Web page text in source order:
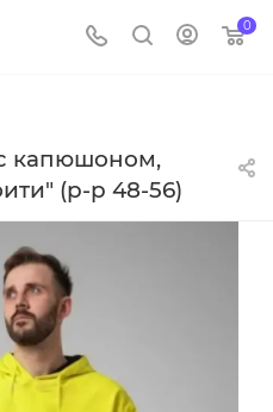
0
капюшоном,
(р-р 48-56)